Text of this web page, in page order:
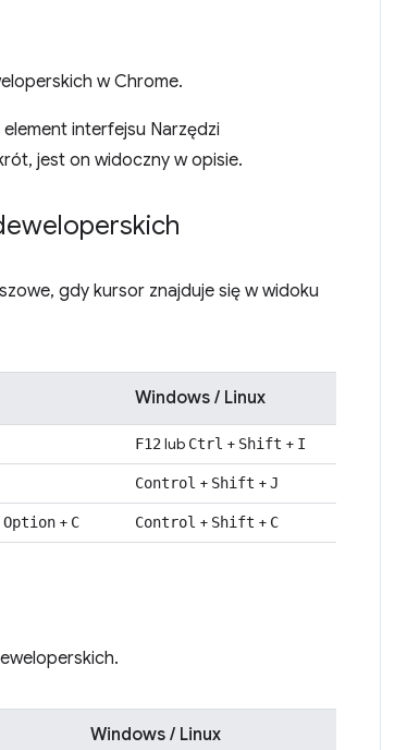
w Chrome.
interfejsu Narzędzi
jest on widoczny w opisie.
gdy kursor znajduje się w widoku
Windows / Linux
F12 lub Ctrl + Shift + I
Control + Shift +J
Option + C Control + Shift + C
Windows / Linux